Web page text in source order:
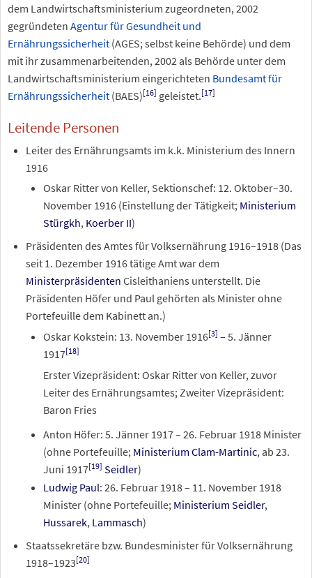
dem Landwirtschaftsministerium zugeordneten, 2002
gegründeten Agentur für Gesundheit und
Ernährungssicherheit (AGES; selbst keine Behörde) und dem
mit ihr zusammenarbeitenden, 2002 als Behörde unter dem
Landwirtschaftsministerium eingerichteten Bundesamt für
Ernährungssicherheit (BAES)[16] geleistet.[17]
Leitende Personen
Leiter des Ernährungsamts im k.k. Ministerium des Innern
1916
Oskar Ritter von Keller, Sektionschef: 12. Oktober–30.
November 1916 (Einstellung der Tätigkeit; Ministerium
Stürgkh, Koerber II)
Präsidenten des Amtes für Volksernährung 1916–1918 (Das
seit 1. Dezember 1916 tätige Amt war dem
Ministerpräsidenten Cisleithaniens unterstellt. Die
Präsidenten Höfer und Paul gehörten als Minister ohne
Portefeuille dem Kabinett an.)
Oskar Kokstein: 13. November 1916[3] – 5. Jänner
1917[18]
Erster Vizepräsident: Oskar Ritter von Keller, zuvor
Leiter des Ernährungsamtes; Zweiter Vizepräsident:
Baron Fries
Anton Höfer: 5. Jänner 1917 –26. Februar 1918 Minister
(ohne Portefeuille; Ministerium Clam-Martinic, ab 23.
Juni 1917[19] Seidler)
Ludwig Paul:26. Februar 1918– 11. November 1918
Minister (ohne Portefeuille; Ministerium Seidler,
Hussarek, Lammasch)
Staatssekretäre bzw. Bundesminister für Volksernährung
1918–1923[20]